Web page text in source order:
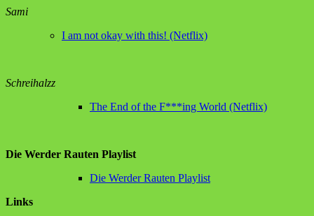
Sami
I am not okay with this! (Netflix)
Schreihalzz
The End of the F***ing World (Netflix)
Die Werder Rauten Playlist
Die Werder Rauten Playlist
Links